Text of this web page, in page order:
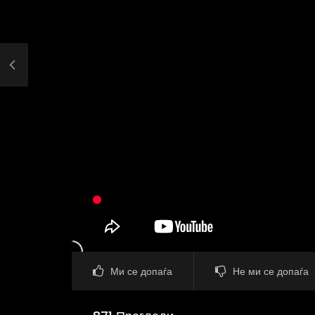
Ми се допаѓа Не ми се допаѓа